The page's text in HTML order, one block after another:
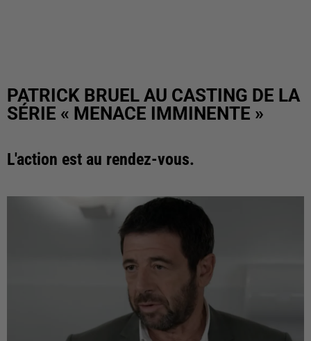
PATRICK BRUEL AU CASTING DE LA
SÉRIE « MENACE IMMINENTE »
L'action est au rendez-vous.